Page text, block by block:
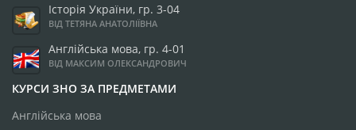
Історія України, гр. 3-04
ВІД ТЕТЯНА АНАТОЛІЇВНА
Англійська мова, гр. 4-01
ВІД МАКСИМ ОЛЕКСАНДРОВИЧ
КУРСИ ЗНО ЗА ПРЕДМЕТАМИ
Англійська мова